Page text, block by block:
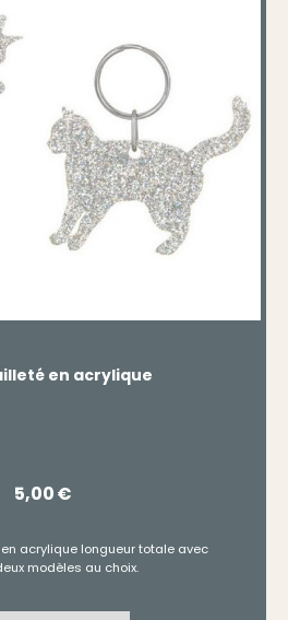
en acrylique
5,00€
acrylique longueur totale avec
modèles au choix.